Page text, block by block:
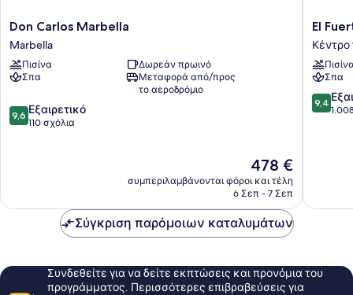
Don
Carlos
Marbella
Marbella
Don Carlos Marbella
Marbella
Πισίνα
Δωρεάν πρωινό
Σπα
Μεταφορά από/προς
το αεροδρόμιο
9.6
στα
9,6 Εξαιρετικό
110 σχόλια
Η
τιμή
είναι
478 €
συμπεριλαμβάνονται φόροι και τέλη
6 Σεπ - 7 Σεπ
El
Fuerte
Κέντρο
της
El
Σπα
9.4
στα
9,4
Σύγκριση παρόμοιων καταλυμάτων
Συνδεθείτε για να δείτε εκπτώσεις και προνόμια του
προγράμματος. Περισσότερες επιβραβεύσεις για